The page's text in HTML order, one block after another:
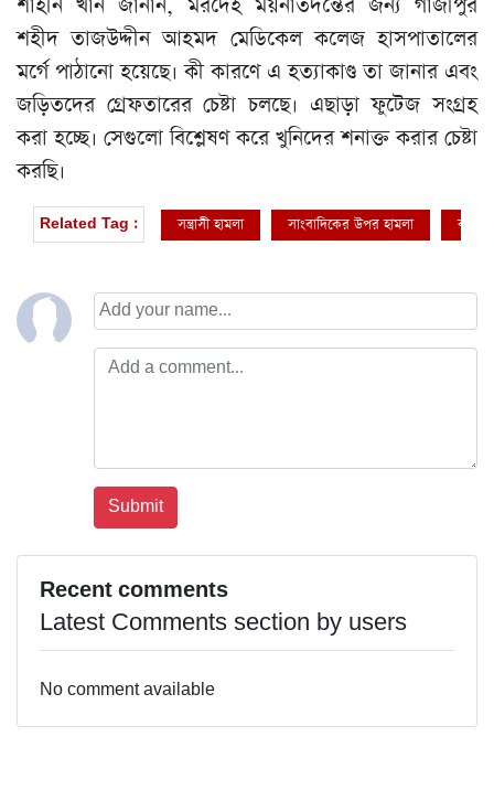
শাহীন খান জানান, মরদেহ ময়নাতদন্তের জন্য গাজীপুর
শহীদ তাজউদ্দীন আহমদ মেডিকেল কলেজ হাসপাতালের
মর্গে পাঠানো হয়েছে। কী কারণে এ হত্যাকাণ্ড তা জানার এবং
জড়িতদের গ্রেফতারের চেষ্টা চলছে। এছাড়া ফুটেজ সংগ্রহ
করা হচ্ছে। সেগুলো বিশ্লেষণ করে খুনিদের শনাক্ত করার চেষ্টা
করছি।
Related Tag : সন্ত্রাসী হামলা সাংবাদিকের উপর হামলা কুপিয়ে
Recent comments
Latest Comments section by users
No comment available